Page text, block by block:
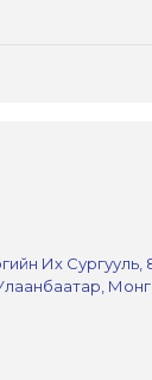
Их Сургууль,